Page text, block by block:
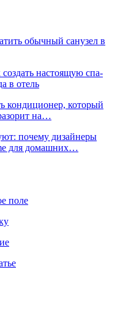
обычный санузел в
настоящую спа-
в отель
кондиционер, который
на…
почему дизайнеры
для домашних…
поле